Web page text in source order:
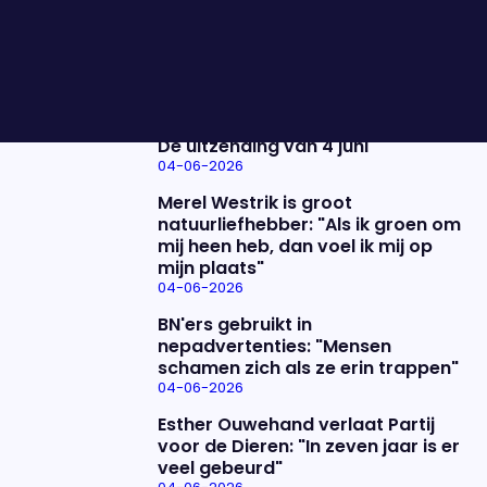
De uitzending van 4 juni
04-06-2026
Merel Westrik is groot
natuurliefhebber: "Als ik groen om
mij heen heb, dan voel ik mij op
mijn plaats"
04-06-2026
BN'ers gebruikt in
nepadvertenties: "Mensen
schamen zich als ze erin trappen"
04-06-2026
Esther Ouwehand verlaat Partij
voor de Dieren: "In zeven jaar is er
veel gebeurd"